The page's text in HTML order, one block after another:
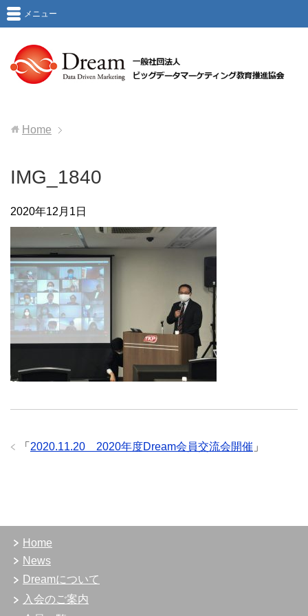
メニュー
Home
IMG_1840
2020年12月1日
「 2020.11.20 2020年度Dream会員交流会開催 」
Home
News
Dreamについて
入会のご案内